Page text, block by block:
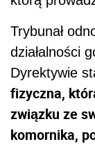
okazjonalny.
Co to
W praktyce,